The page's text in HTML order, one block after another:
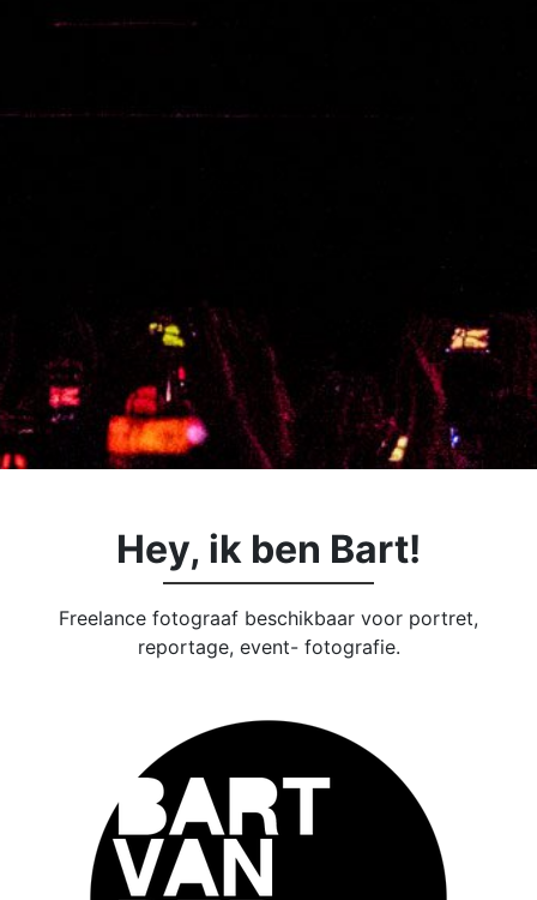
Hey, ik ben Bart!
Freelance fotograaf beschikbaar voor portret,
reportage, event- fotografie.